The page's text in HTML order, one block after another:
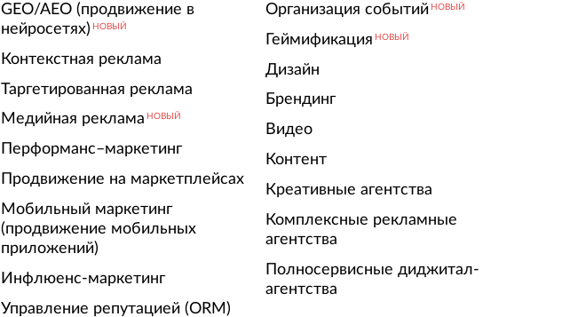
GEO/AEO (продвижение в
нейросетях) НОВЫЙ
Контекстная реклама
Таргетированная реклама
Медийная реклама НОВЫЙ
Перформанс–маркетинг
Продвижение на маркетплейсах
Мобильный маркетинг
(продвижение мобильных
приложений)
Инфлюенс-маркетинг
Управление репутацией (ORM)
Организация событий НОВЫЙ
Геймификация НОВЫЙ
Дизайн
Брендинг
Видео
Контент
Креативные агентства
Комплексные рекламные
агентства
Полносервисные диджитал-
агентства